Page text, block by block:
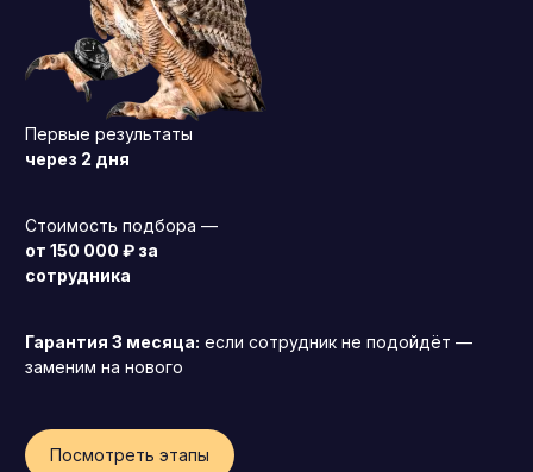
Коммерческий директор
Директор по маркетингу (CMO)
Директор по персоналу (HR-директор)
Финансовый директор (CFO)
Первые результаты
через 2 дня
Стоимость подбора —
от 150 000 ₽ за
сотрудника
Гарантия 3 месяца: если сотрудник не подойдёт —
заменим на нового
Посмотреть этапы